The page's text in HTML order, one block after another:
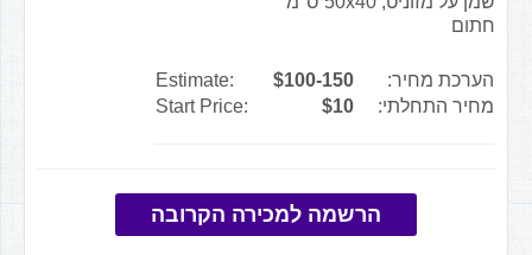
חתום
הערכת מחיר: $100-150
Estimate:
מחיר התחלתי:
$10
Start Price:
הרשמה למכירה הקרובה